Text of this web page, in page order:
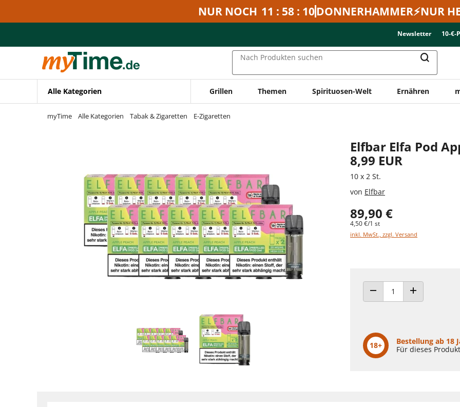
Zur Navigation springen
NUR NOCH 11 : 58 : 10DONNERHAMMER⚡NUR
Newsletter 10-€-
Nach Produkten suchen
Alle Kategorien Grillen Themen Spirituosen-Welt Ernähren
myTime Alle Kategorien Tabak & Zigaretten E-Zigaretten
Elfbar Elfa Pod
8,99 EUR
10 x 2 St.
von Elfbar
89,90 €
4,50 €/1 st
inkl. MwSt., zzgl. Versand
ANZAHL VERRINGERNANZAHL ERHÖHEN
18+
Bestellung ab 18
Für dieses